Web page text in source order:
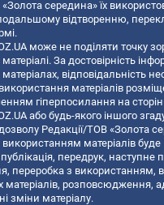
середина» їх
відтворенню,
може не поділяти точку
За достовірність
відповідальність
матеріалів
гіперпосилання на
або будь-якого іншого
Редакції/ТОВ «Золота
матеріалів
передрук, наступне
переробка з
матеріалів, розповсюдження,
зміни матеріалу.